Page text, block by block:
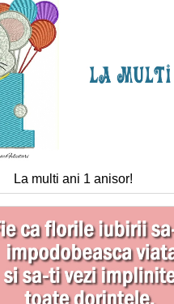
La multi ani 1 anisor!